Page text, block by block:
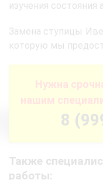
изучения состояния
Замена ступицы
которую мы
Нужна
нашим
8
Также
работы: